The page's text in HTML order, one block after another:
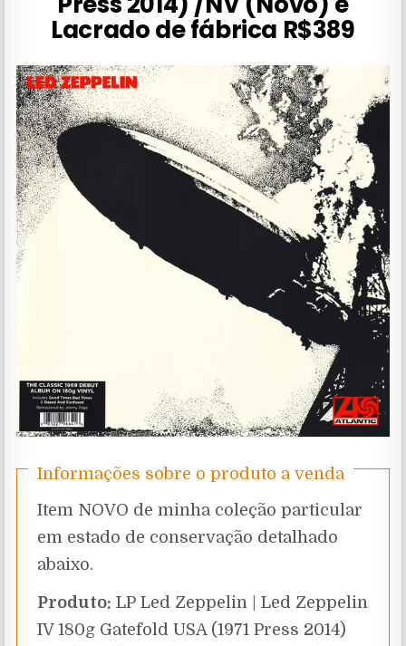
Lacrado de fábrica R$389
Informações sobre o produto a venda
Item NOVO de minha coleção particular
em estado de conservação detalhado
abaixo.
Produto: LP Led Zeppelin | Led Zeppelin
IV 180g Gatefold USA (1971 Press 2014)